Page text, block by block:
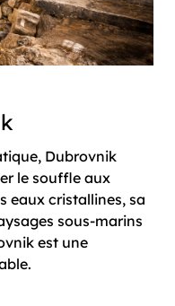
Dubrovnik
le souffle aux
eaux cristallines, sa
sous-marins
est une